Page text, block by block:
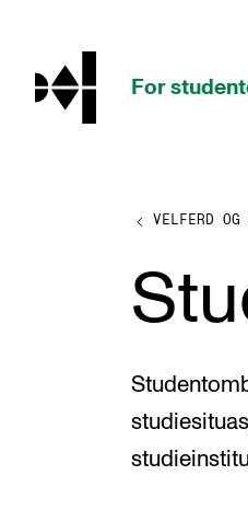
hjem
For
STUDIENE
Eksamen,
Timeplaner
VELFERD OG